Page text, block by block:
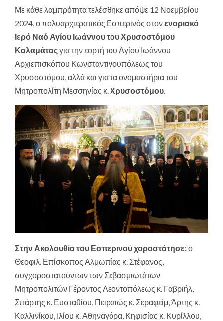
Με κάθε λαμπρότητα τελέσθηκε απόψε 12 Νοεμβρίου
2024, ο πολυαρχιερατικός Εσπερινός στονενοριακό
Ιερό Ναό Αγίου Ιωάννου του Χρυσοστόμου
Καλαμάταςγια την εορτή του Αγίου Ιωάννου
Αρχιεπισκόπου Κωνσταντινουπόλεως του
Χρυσοστόμου, αλλά και για τα ονομαστήρια του
Μητροπολίτη Μεσσηνίας κ.Χρυσοστόμου.
Στην Ακολουθία του Εσπερινού χοροστάτησε:ο
Θεοφιλ. Επίσκοπος Αλμωπίας κ. Στέφανος,
συγχοροστατούντων των Σεβασμιωτάτων
Μητροπολιτών Γέροντος Λεοντοπόλεως κ. Γαβριήλ,
Σπάρτης κ. Ευσταθίου, Πειραιώς κ. Σεραφείμ, Άρτης κ.
Καλλινίκου, Ιλίου κ. Αθηναγόρα, Κηφισίας κ. Κυρίλλου,